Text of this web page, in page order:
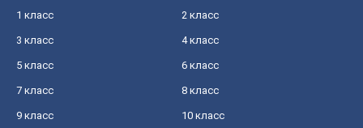
1 класс 2 класс
3 класс 4 класс
5 класс 6 класс
7 класс 8 класс
9 класс 10 класс